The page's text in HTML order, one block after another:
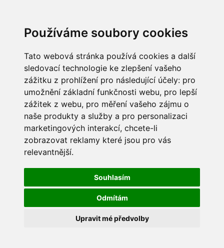
Používáme soubory cookies
Tato webová stránka používá cookies a další
sledovací technologie ke zlepšení vašeho
zážitku z prohlížení pro následující účely: pro
umožnění základní funkčnosti webu, pro lepší
zážitek z webu, pro měření vašeho zájmu o
naše produkty a služby a pro personalizaci
marketingových interakcí, chcete-li
zobrazovat reklamy které jsou pro vás
relevantnější.
Souhlasím
Odmítám
Upravit mé předvolby